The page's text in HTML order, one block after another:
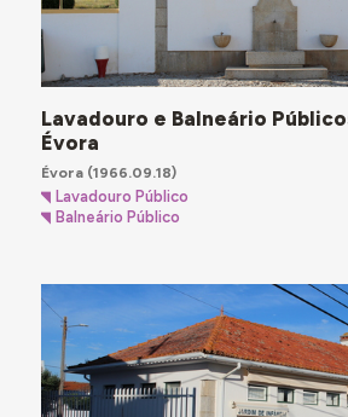
Lavadouro e Balneário
Évora
Évora(1966.09.18)
Lavadouro Público
Balneário Público